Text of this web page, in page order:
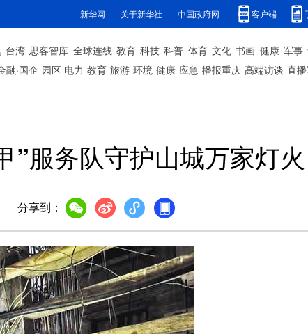
新华网 关于新华社 中国政府网 客户端
台湾 思客智库 全球连线 教育 科技 科普 体育 文化 书画 健康 军事
融·国企 园区 电力 教育 旅游 环境 健康 应急 播报重庆 高端访谈 直
”服务队守护山城万家灯火
分享到：